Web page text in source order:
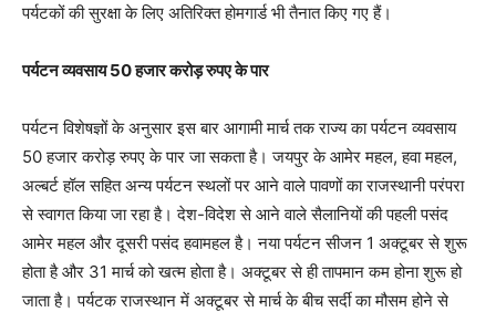
पर्यटकों की सुरक्षा के लिए अतिरिक्त होमगार्ड भी तैनात किए गए हैं।
पर्यटन व्यवसाय 50 हजार करोड़ रुपए के पार
पर्यटन विशेषज्ञों के अनुसार इस बार आगामी मार्च तक राज्य का पर्यटन व्यवसाय
50 हजार करोड़ रुपए के पार जा सकता है। जयपुर के आमेर महल, हवा महल,
अल्बर्ट हॉल सहित अन्य पर्यटन स्थलों पर आने वाले पावणों का राजस्थानी परंपरा
से स्वागत किया जा रहा है। देश-विदेश से आने वाले सैलानियों की पहली पसंद
आमेर महल और दूसरी पसंद हवामहल है। नया पर्यटन सीजन 1 अक्टूबर से शुरू
होता है और 31 मार्च को खत्म होता है। अक्टूबर से ही तापमान कम होना शुरू हो
जाता है। पर्यटक राजस्थान में अक्टूबर से मार्च के बीच सर्दी का मौसम होने से